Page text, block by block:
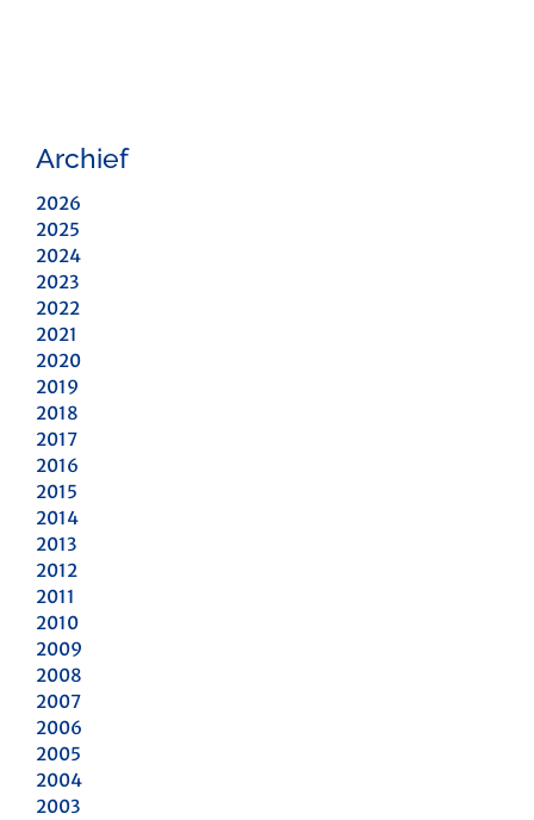
Archief
2026
2025
2024
2023
2022
2021
2020
2019
2018
2017
2016
2015
2014
2013
2012
2011
2010
2009
2008
2007
2006
2005
2004
2003